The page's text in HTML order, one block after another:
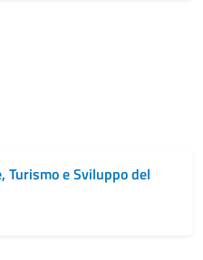
Turismo e Sviluppo del